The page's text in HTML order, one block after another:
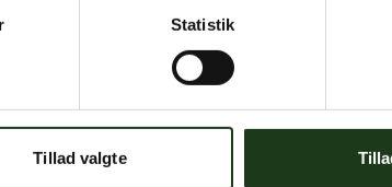
Statistik
Tillad valgte
brug for hjælp?
at kontakte os, hvis du har spørgsmål eller brug
Find nærmeste afdeling